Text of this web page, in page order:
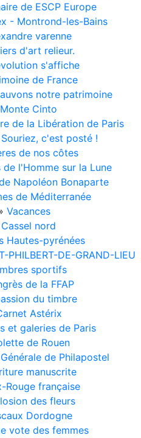
de ESCP Europe
- Montrond-les-Bains
varenne
d'art relieur.
s'affiche
de France
notre patrimoine
Monte Cinto
de la Libération de Paris
c'est posté !
de nos côtes
de l'Homme sur la Lune
Napoléon Bonaparte
de Méditerranée
Vacances
Cassel nord
Hautes-pyrénées
PHILBERT-DE-GRAND-LIEU
sportifs
de la FFAP
du timbre
Astérix
et galeries de Paris
de Rouen
de Philapostel
manuscrite
Rouge française
des fleurs
Dordogne
vote des femmes